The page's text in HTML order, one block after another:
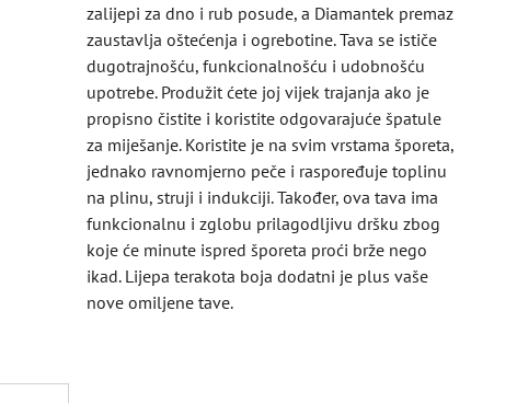
zalijepi za dno i rub posude, a Diamantek premaz
zaustavlja oštećenja i ogrebotine. Tava se ističe
dugotrajnošću, funkcionalnošću i udobnošću
upotrebe. Produžit ćete joj vijek trajanja ako je
propisno čistite i koristite odgovarajuće špatule
za miješanje. Koristite je na svim vrstama šporeta,
jednako ravnomjerno peče i raspoređuje toplinu
na plinu, struji i indukciji. Također, ova tava ima
funkcionalnu i zglobu prilagodljivu dršku zbog
koje će minute ispred šporeta proći brže nego
ikad. Lijepa terakota boja dodatni je plus vaše
nove omiljene tave.